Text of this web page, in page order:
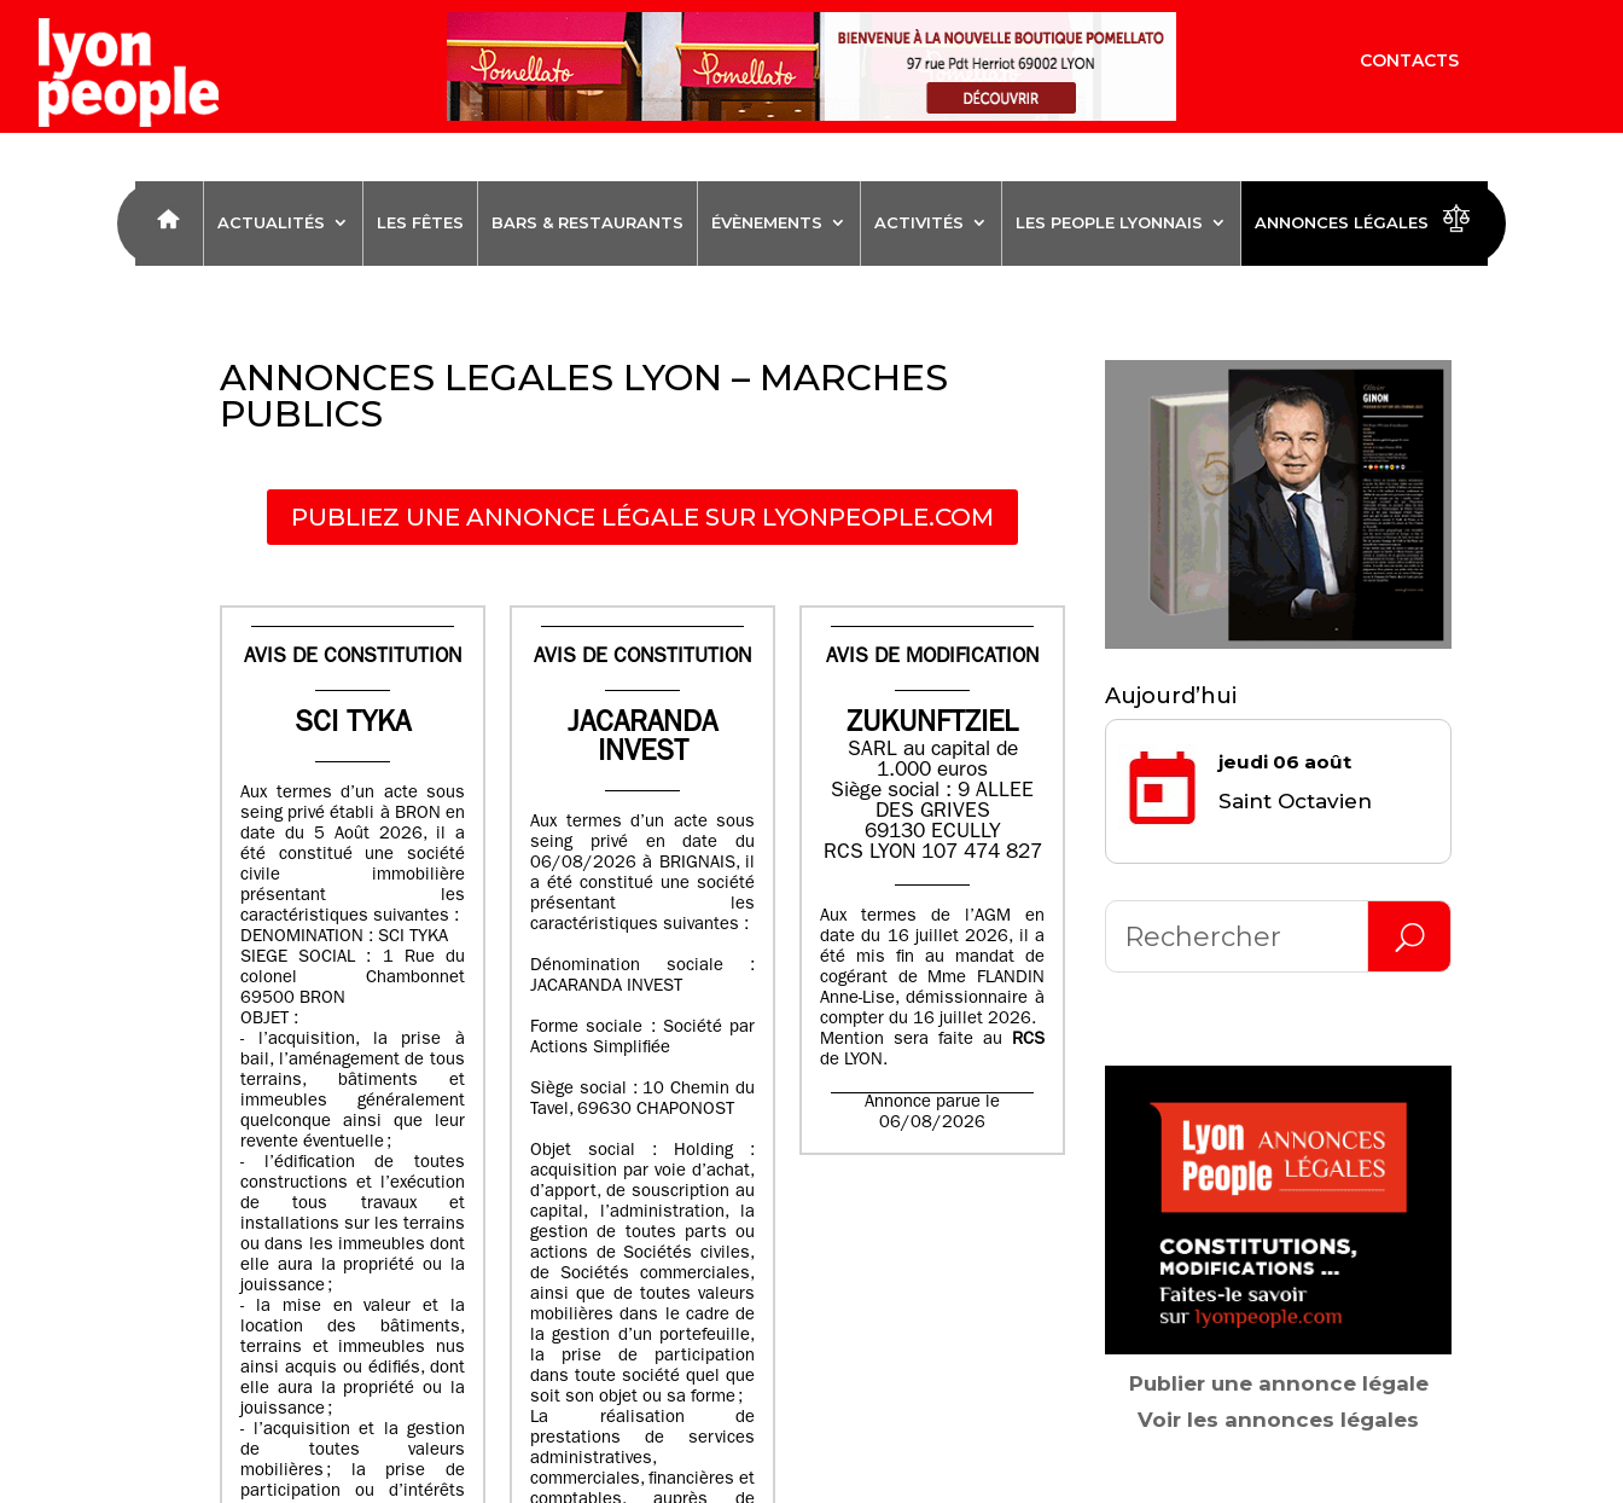
CONTACTS
ACTUALITÉS LES FÊTES BARS & RESTAURANTS ÉVÈNEMENTS ACTIVITÉS LES PEOPLE LYONNAIS ANNONCES LÉGALES
ANNONCES LEGALES LYON – MARCHES
PUBLICS
PUBLIEZ UNE ANNONCE LÉGALE SUR LYONPEOPLE.COM
AVIS DE CONSTITUTION
SCI TYKA
Aux termes d’un acte sous
seing privé établi à BRON en
date du 5 Août 2026, il a
été constitué une société
civile immobilière
présentant les
caractéristiques suivantes :
DENOMINATION : SCI TYKA
SIEGE SOCIAL : 1 Rue du
colonel Chambonnet
69500 BRON
OBJET :
- l’acquisition, la prise à
bail, l’aménagement de tous
terrains, bâtiments et
immeubles généralement
quelconque ainsi que leur
revente éventuelle ;
- l’édification de toutes
constructions et l’exécution
de tous travaux et
installations sur les terrains
ou dans les immeubles dont
elle aura la propriété ou la
jouissance ;
- la mise en valeur et la
location des bâtiments,
terrains et immeubles nus
ainsi acquis ou édifiés, dont
elle aura la propriété ou la
jouissance ;
- l’acquisition et la gestion
de toutes valeurs
mobilières ; la prise de
participation ou d’intérêts
AVIS DE CONSTITUTION
JACARANDA
INVEST
Aux termes d’un acte sous
seing privé en date du
06/08/2026 à BRIGNAIS, il
a été constitué une société
présentant les
caractéristiques suivantes :
Dénomination sociale :
JACARANDA INVEST
Forme sociale : Société par
Actions Simplifiée
Siège social : 10 Chemin du
Tavel, 69630 CHAPONOST
Objet social : Holding :
acquisition par voie d’achat,
d’apport, de souscription au
capital, l’administration, la
gestion de toutes parts ou
actions de Sociétés civiles,
de Sociétés commerciales,
ainsi que de toutes valeurs
mobilières dans le cadre de
la gestion d’un portefeuille,
la prise de participation
dans toute société quel que
soit son objet ou sa forme ;
La réalisation de
prestations de services
administratives,
commerciales, financières et
AVIS DE MODIFICATION
ZUKUNFTZIEL
SARL au capital de
1.000 euros
Siège social : 9 ALLEE
DES GRIVES
69130 ECULLY
RCS LYON 107 474 827
Aux termes de l’AGM en
date du 16 juillet 2026, il a
été mis fin au mandat de
cogérant de Mme FLANDIN
Anne-Lise, démissionnaire à
compter du 16 juillet 2026.
Mention sera faite au RCS
de LYON.
Annonce parue le
06/08/2026
Aujourd’hui
jeudi 06 août
Saint Octavien
Publier une annonce légale
Voir les annonces légales